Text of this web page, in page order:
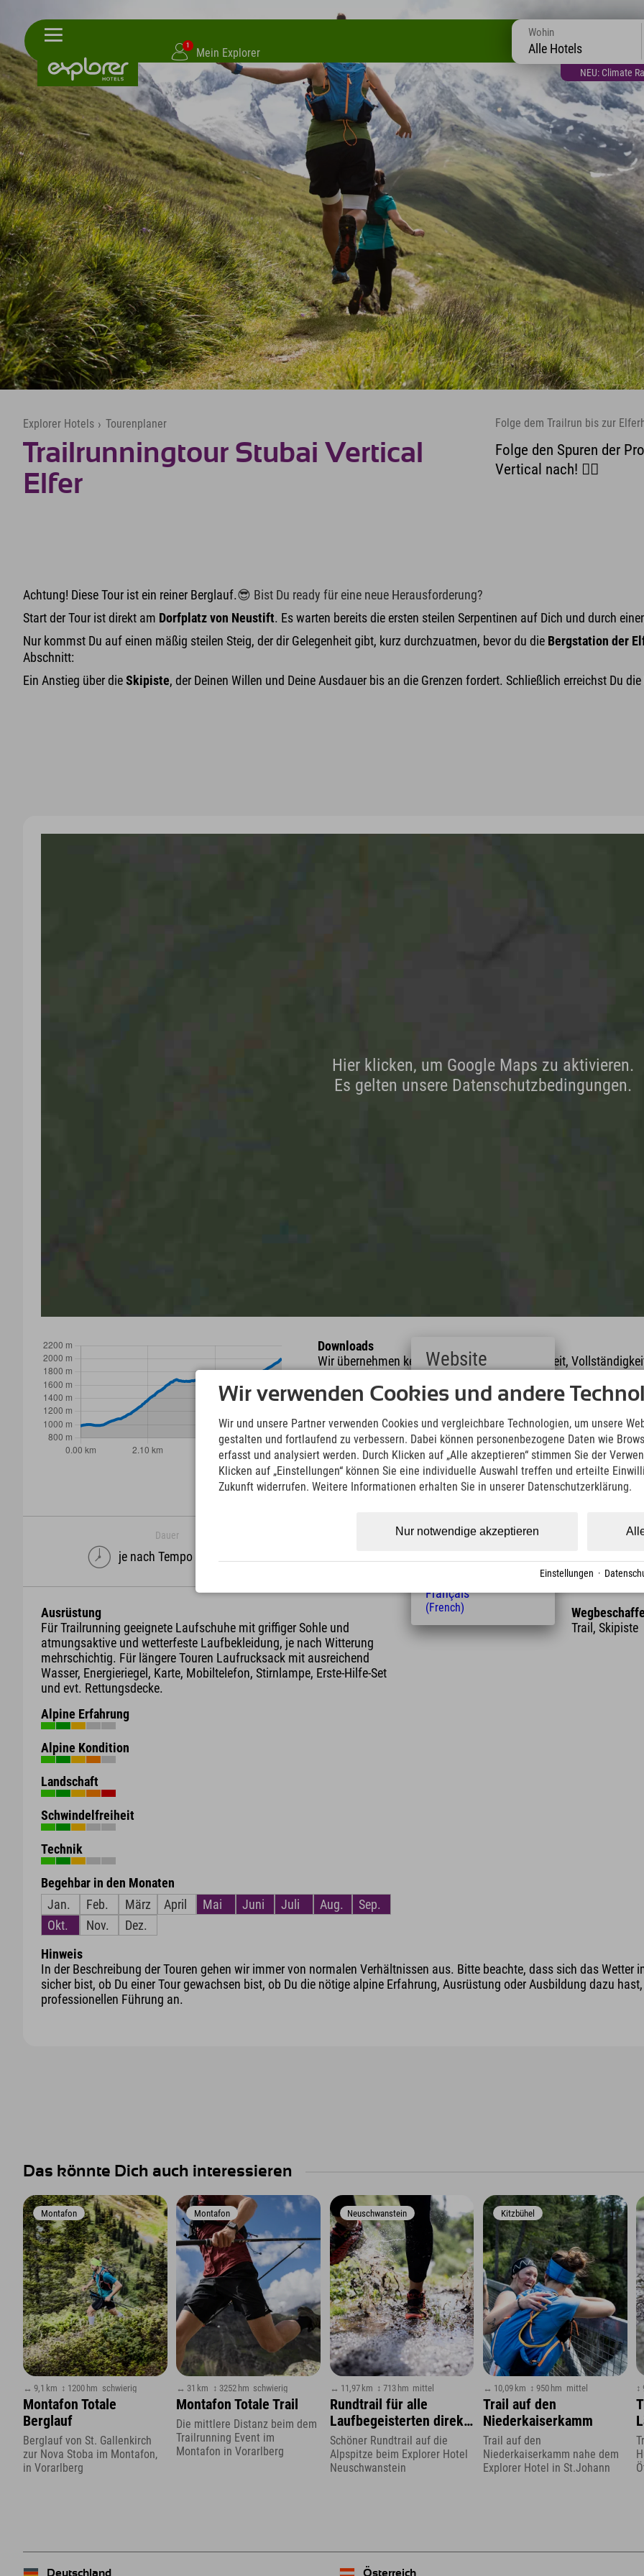
1
Mein Explorer
NEU: Climate
Wohin
Alle Hotels
Explorer Hotels › Tourenplaner
Trailrunningtour Stubai Vertical
Elfer
Folge dem Trailrun bis zur
Folge den Spuren der
Vertical nach! 🏃‍♀️
Achtung! Diese Tour ist ein reiner Berglauf.😎 Bist Du ready für eine neue Herausforderung?
Start der Tour ist direkt am Dorfplatz von Neustift. Es warten bereits die ersten steilen Serpentinen auf Dich und durch
Nur kommst Du auf einen mäßig steilen Steig, der dir Gelegenheit gibt, kurz durchzuatmen, bevor du die Bergstation der
Abschnitt:
Ein Anstieg über dieSkipiste, der Deinen Willen und Deine Ausdauer bis an die Grenzen fordert. Schließlich erreichst Du die
Hier klicken, um Google Maps zu aktivieren.
Es gelten unsere Datenschutzbedingungen.
Downloads
Wir übernehmen keine Haftung für die Richtigkeit,
Dauer
je nach Tempo ;) Stunden
Länge
7,2 km
Höhenmeter
1024
Ausrüstung
Für Trailrunning geeignete Laufschuhe mit griffiger Sohle und
atmungsaktive und wetterfeste Laufbekleidung, je nach Witterung
mehrschichtig. Für längere Touren Laufrucksack mit ausreichend
Wasser, Energieriegel, Karte, Mobiltelefon, Stirnlampe, Erste-Hilfe-Set
und evt. Rettungsdecke.
Alpine Erfahrung
Alpine Kondition
Landschaft
Schwindelfreiheit
Technik
Begehbar in den Monaten
Jan.
Feb. März April Mai Juni Juli Aug.
Sep.
Okt.
Nov. Dez.
Trail, Skipiste
Hinweis
In der Beschreibung der Touren gehen wir immer von normalen Verhältnissen aus. Bitte beachte, dass sich das Wetter
sicher bist, ob Du einer Tour gewachsen bist, ob Du die nötige alpine Erfahrung, Ausrüstung oder Ausbildung dazu
professionellen Führung an.
Das könnte Dich auch interessieren
Montafon
↔ 9,1 km ↕ 1200 hm schwierig
Montafon Totale
Berglauf
Berglauf von St. Gallenkirch
zur Nova Stoba im Montafon,
in Vorarlberg
Montafon
↔ 31 km ↕ 3252 hm schwierig
Montafon Totale Trail
Die mittlere Distanz beim dem
Trailrunning Event im
Montafon in Vorarlberg
Neuschwanstein
↔ 11,97 km ↕ 713 hm mittel
Rundtrail für alle
Laufbegeisterten direkt
vom Explorer Hotel aus
Schöner Rundtrail auf die
Alpspitze beim Explorer Hotel
Neuschwanstein
Kitzbühel
↔ 10,09 km ↕ 950 hm mittel
Trail auf den
Niederkaiserkamm
Trail auf den
Niederkaiserkamm nahe dem
Explorer Hotel in St.Johann
↕
Deutschland Österreich
Wir verwenden Cookies und andere
Wir und unsere Partner verwenden Cookies und vergleichbare Technologien, um unsere
gestalten und fortlaufend zu verbessern. Dabei können personenbezogene Daten wie
erfasst und analysiert werden. Durch Klicken auf „Alle akzeptieren“ stimmen Sie der
Klicken auf „Einstellungen“ können Sie eine individuelle Auswahl treffen und erteilte
Zukunft widerrufen. Weitere Informationen erhalten Sie in unserer Datenschutzerklärung.
Nur notwendige akzeptieren
Einstellungen ·
Website
Deutsch
(German)
English
(English)
Italiano
(Italian)
Čeština
(Czech)
Magyar
Nederlands
Français
(French)